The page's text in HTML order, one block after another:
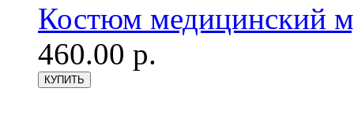
Костюм медицинский
460.00 р.